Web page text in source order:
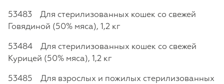
53483 Для стерилизованных кошек со свежей
Говядиной (50% мяса), 1,2 кг
53484 Для стерилизованных кошек со свежей
Курицей (50% мяса), 1,2 кг
53485 Для взрослых и пожилых стерилизованных